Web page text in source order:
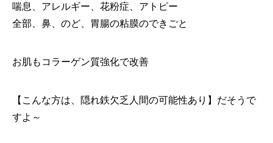
喘息、アレルギー、花粉症、アトピー
全部、鼻、のど、胃腸の粘膜のできごと
お肌もコラーゲン質強化で改善
【こんな方は、隠れ鉄欠乏人間の可能性あり】だそうで
すよ～